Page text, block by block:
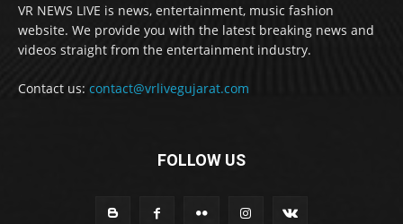
VR NEWS LIVE is news, entertainment, music fashion
website. We provide you with the latest breaking news and
videos straight from the entertainment industry.
Contact us: contact@vrlivegujarat.com
FOLLOW US